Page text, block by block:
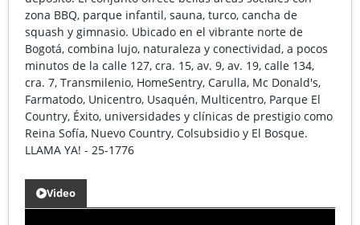
zona BBQ, parque infantil, sauna, turco, cancha de
squash y gimnasio. Ubicado en el vibrante norte de
Bogotá, combina lujo, naturaleza y conectividad, a pocos
minutos de la calle 127, cra. 15, av. 9, av. 19, calle 134,
cra. 7, Transmilenio, HomeSentry, Carulla, Mc Donald's,
Farmatodo, Unicentro, Usaquén, Multicentro, Parque El
Country, Éxito, universidades y clínicas de prestigio como
Reina Sofía, Nuevo Country, Colsubsidio y El Bosque.
LLAMA YA! - 25-1776
Video